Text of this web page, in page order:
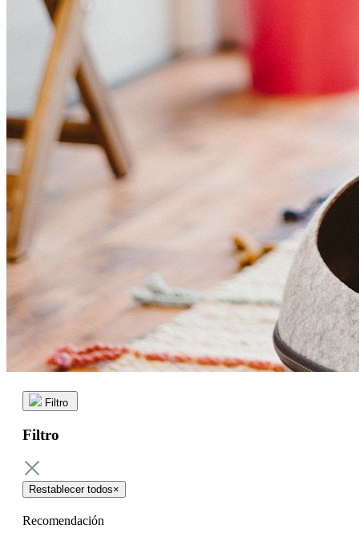
Filtro
Filtro
Restablecer todos×
Recomendación